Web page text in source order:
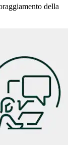
della